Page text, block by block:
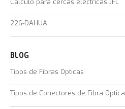
226-DAHUA
BLOG
Tipos de Fibras Ópticas
Tipos de Conectores de Fibra Óptica